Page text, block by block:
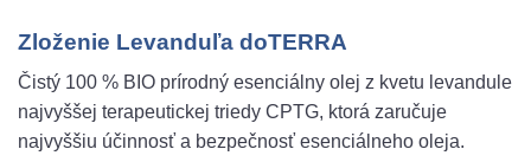
Zloženie Levanduľa doTERRA
Čistý 100 % BIO prírodný esenciálny olej z kvetu levandule
najvyššej terapeutickej triedy CPTG, ktorá zaručuje
najvyššiu účinnosť a bezpečnosť esenciálneho oleja.